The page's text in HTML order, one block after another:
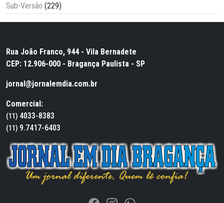
Sub-Versão (229)
Rua João Franco, 944 - Vila Bernadete
CEP: 12.906-000 - Bragança Paulista - SP
jornal@jornalemdia.com.br
Comercial:
(11) 4033-8383
(11) 9.7417-6403